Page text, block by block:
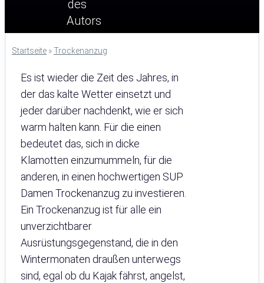
Startseite »Trockenanzug
Es ist wieder die Zeit des Jahres, in
der das kalte Wetter einsetzt und
jeder darüber nachdenkt, wie er sich
warm halten kann. Für die einen
bedeutet das, sich in dicke
Klamotten einzumummeln, für die
anderen, in einen hochwertigen SUP
Damen Trockenanzug zu investieren.
Ein Trockenanzug ist für alle ein
unverzichtbarer
Ausrüstungsgegenstand, die in den
Wintermonaten draußen unterwegs
sind, egal ob du Kajak fährst, angelst,